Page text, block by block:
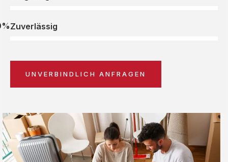
Zuverlässig
UNVERBINDLICH ANFRAGEN